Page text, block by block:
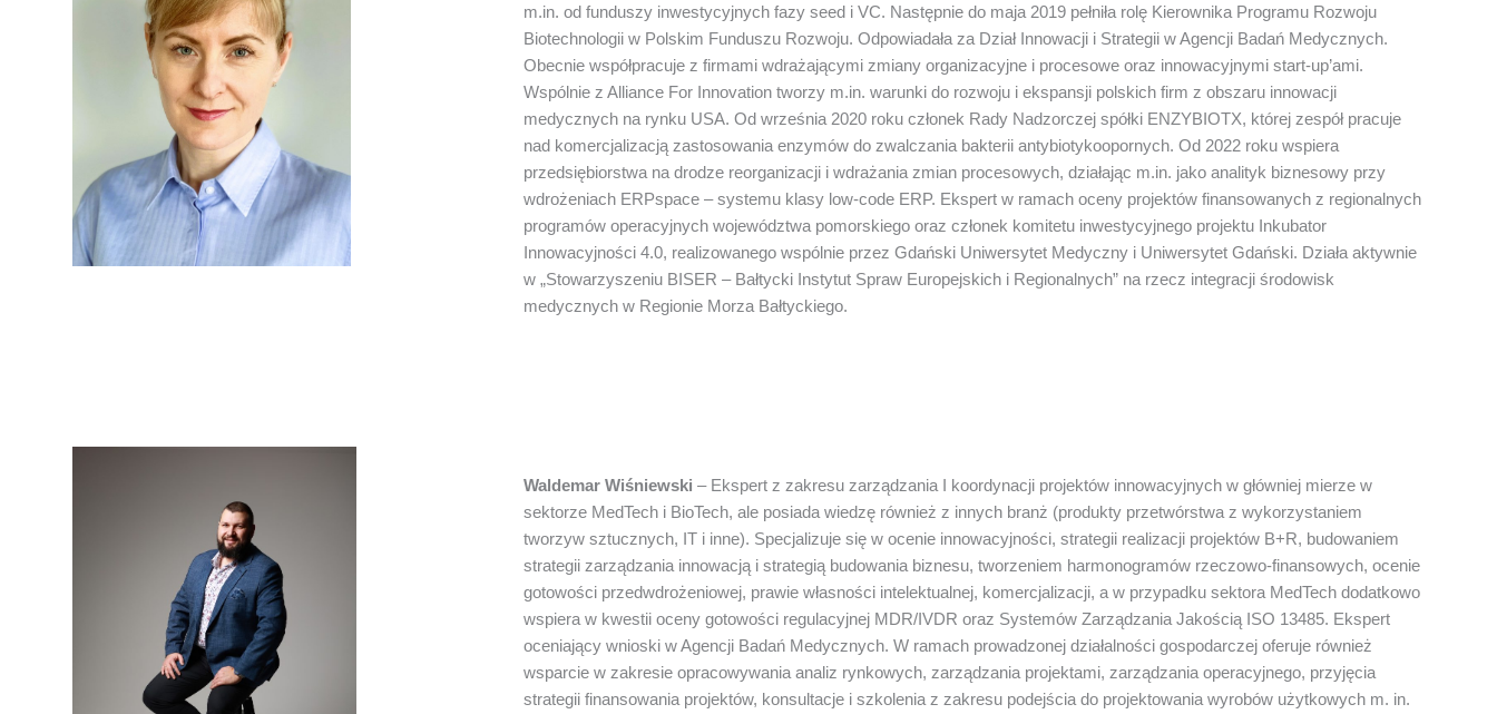
m.in. od funduszy inwestycyjnych fazy seed i VC. Następnie do maja 2019 pełniła rolę Kierownika Programu Rozwoju
Biotechnologii w Polskim Funduszu Rozwoju. Odpowiadała za Dział Innowacji i Strategii w Agencji Badań Medycznych.
Obecnie współpracuje z firmami wdrażającymi zmiany organizacyjne i procesowe oraz innowacyjnymi start-up’ami.
Wspólnie z Alliance For Innovation tworzy m.in. warunki do rozwoju i ekspansji polskich firm z obszaru innowacji
medycznych na rynku USA. Od września 2020 roku członek Rady Nadzorczej spółki ENZYBIOTX, której zespół pracuje
nad komercjalizacją zastosowania enzymów do zwalczania bakterii antybiotykoopornych. Od 2022 roku wspiera
przedsiębiorstwa na drodze reorganizacji i wdrażania zmian procesowych, działając m.in. jako analityk biznesowy przy
wdrożeniach ERPspace – systemu klasy low-code ERP. Ekspert w ramach oceny projektów finansowanych z regionalnych
programów operacyjnych województwa pomorskiego oraz członek komitetu inwestycyjnego projektu Inkubator
Innowacyjności 4.0, realizowanego wspólnie przez Gdański Uniwersytet Medyczny i Uniwersytet Gdański. Działa aktywnie
w „Stowarzyszeniu BISER – Bałtycki Instytut Spraw Europejskich i Regionalnych” na rzecz integracji środowisk
medycznych w Regionie Morza Bałtyckiego.
Waldemar Wiśniewski – Ekspert z zakresu zarządzania I koordynacji projektów innowacyjnych w główniej mierze w
sektorze MedTech i BioTech, ale posiada wiedzę również z innych branż (produkty przetwórstwa z wykorzystaniem
tworzyw sztucznych, IT i inne). Specjalizuje się w ocenie innowacyjności, strategii realizacji projektów B+R, budowaniem
strategii zarządzania innowacją i strategią budowania biznesu, tworzeniem harmonogramów rzeczowo-finansowych, ocenie
gotowości przedwdrożeniowej, prawie własności intelektualnej, komercjalizacji, a w przypadku sektora MedTech dodatkowo
wspiera w kwestii oceny gotowości regulacyjnej MDR/IVDR oraz Systemów Zarządzania Jakością ISO 13485. Ekspert
oceniający wnioski w Agencji Badań Medycznych. W ramach prowadzonej działalności gospodarczej oferuje również
wsparcie w zakresie opracowywania analiz rynkowych, zarządzania projektami, zarządzania operacyjnego, przyjęcia
strategii finansowania projektów, konsultacje i szkolenia z zakresu podejścia do projektowania wyrobów użytkowych m. in.